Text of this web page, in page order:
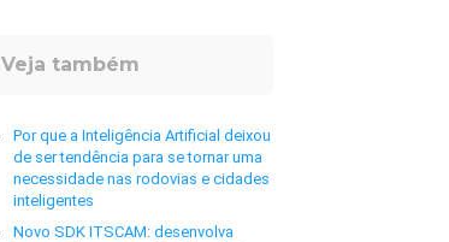
Veja também
Por que a Inteligência Artificial deixou
de ser tendência para se tornar uma
necessidade nas rodovias e cidades
inteligentes
Novo SDK ITSCAM: desenvolva